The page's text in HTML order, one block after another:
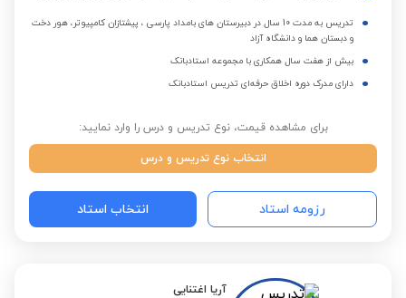
تدریس به مدت 10 سال در دبیرستان های بامداد پارسی ، پیشتازان کامپیوتر، هور دخت
و دبستان هما و دانشگاه آزاد
بیش از هفت سال همکاری با مجموعه استادبانک
دارای مدرک دوره اخلاق حرفه‌ای تدریس استادبانک
برای مشاهده قیمت، نوع تدریس و درس را وارد نمایید:
انتخاب نوع تدریس و درس
رزومه استاد انتخاب استاد
آریا اغتنایی